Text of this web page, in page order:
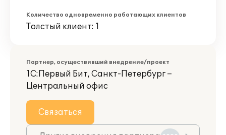
Количество одновременно работающих клиентов
Толстый клиент: 1
Партнер, осуществивший внедрение/проект
1С:Первый Бит, Санкт-Петербург –
Центральный офис
Связаться